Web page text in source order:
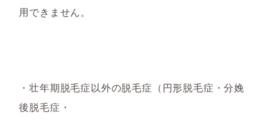
用できません。
・壮年期脱毛症以外の脱毛症 （円形脱毛症・分娩
後脱毛症・